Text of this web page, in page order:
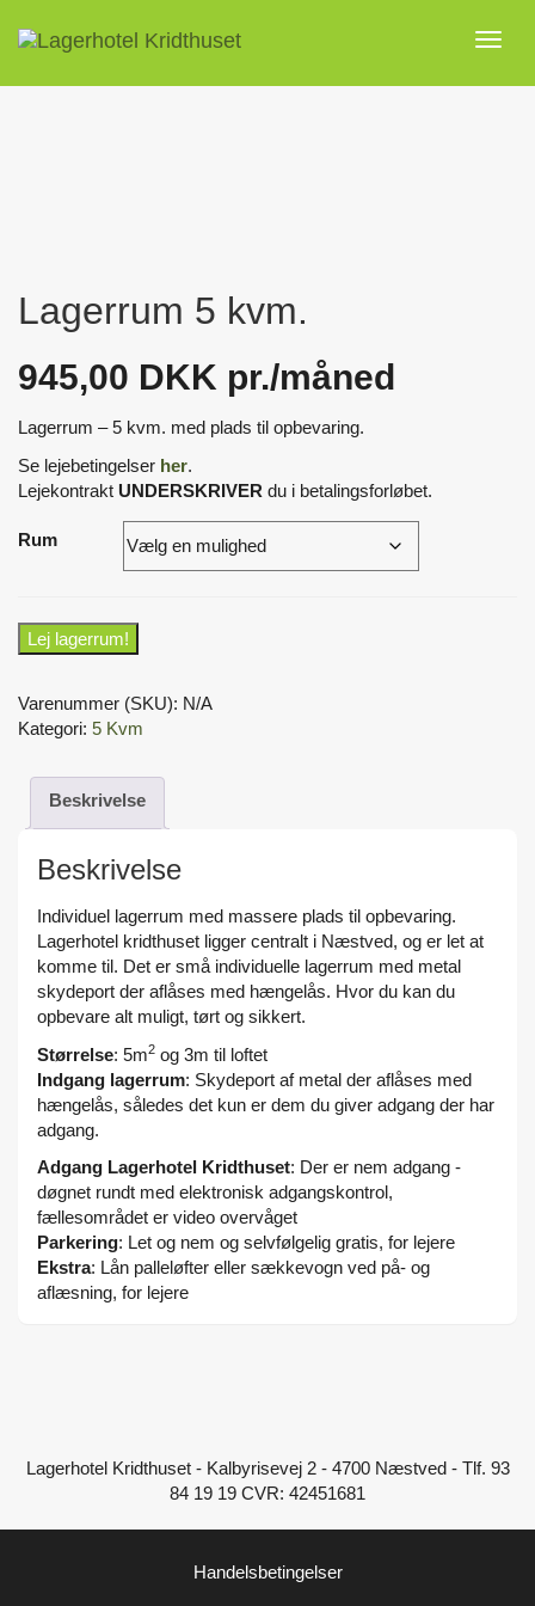
Lagerrum 5 kvm.
945,00 DKK pr./måned
Lagerrum – 5 kvm. med plads til opbevaring.
Se lejebetingelser her.
Lejekontrakt UNDERSKRIVER du i betalingsforløbet.
Rum
Lagerrum
5
antal
Lej lagerrum!
Varenummer (SKU): N/A
Kategori: 5 Kvm
Beskrivelse
Beskrivelse
Individuel lagerrum med massere plads til opbevaring.
Lagerhotel kridthuset ligger centralt i Næstved, og er let at
komme til. Det er små individuelle lagerrum med metal
skydeport der aflåses med hængelås. Hvor du kan du
opbevare alt muligt, tørt og sikkert.
Størrelse: 5m2 og 3m til loftet
Indgang lagerrum: Skydeport af metal der aflåses med
hængelås, således det kun er dem du giver adgang der har
adgang.
Adgang Lagerhotel Kridthuset: Der er nem adgang -
døgnet rundt med elektronisk adgangskontrol,
fællesområdet er video overvåget
Parkering: Let og nem og selvfølgelig gratis, for lejere
Ekstra: Lån palleløfter eller sækkevogn ved på- og
aflæsning, for lejere
Lagerhotel Kridthuset - Kalbyrisevej 2 - 4700 Næstved - Tlf. 93
84 19 19 CVR: 42451681
Handelsbetingelser